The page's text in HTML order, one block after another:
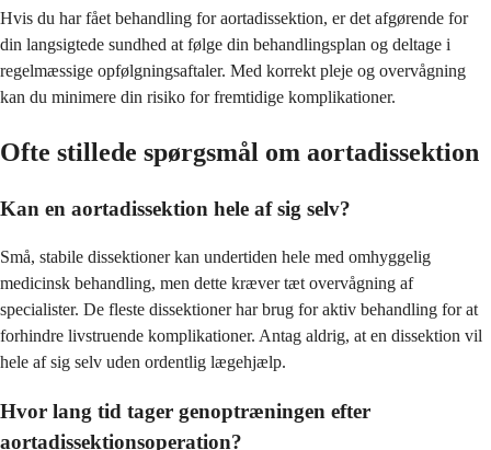
Hvis du har fået behandling for aortadissektion, er det afgørende for
din langsigtede sundhed at følge din behandlingsplan og deltage i
regelmæssige opfølgningsaftaler. Med korrekt pleje og overvågning
kan du minimere din risiko for fremtidige komplikationer.
Ofte stillede spørgsmål om aortadissektion
Kan en aortadissektion hele af sig selv?
Små, stabile dissektioner kan undertiden hele med omhyggelig
medicinsk behandling, men dette kræver tæt overvågning af
specialister. De fleste dissektioner har brug for aktiv behandling for at
forhindre livstruende komplikationer. Antag aldrig, at en dissektion vil
hele af sig selv uden ordentlig lægehjælp.
Hvor lang tid tager genoptræningen efter
aortadissektionsoperation?